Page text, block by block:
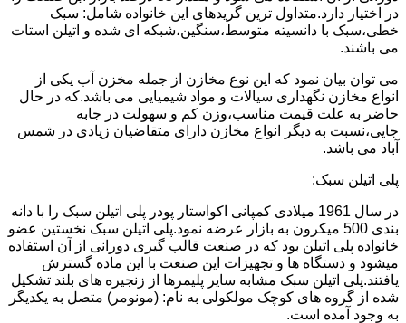
در اختیار دارد.متداول ترین گریدهای این خانواده شامل: سبک
خطی،سبک با دانسیته متوسط،سنگین،شبکه ای شده و اتیلن استات
می باشند.
می توان بیان نمود که این نوع مخازن از جمله مخزن آب یکی از
انواع مخازن نگهداری سیالات و مواد شیمیایی می باشد.که در حال
حاضر به علت قیمت مناسب،وزن کم و سهولت در جابه
جایی،نسبت به دیگر انواع مخازن دارای متقاضیان زیادی در شمس
آباد می باشد.
پلی اتیلن سبک:
در سال 1961 میلادی کمپانی اکواستار پودر پلی اتیلن سبک را با دانه
بندی 500 میکرون به بازار عرضه نمود.پلی اتیلن سبک نخستین عضو
خانواده پلی اتیلن بود که در صنعت قالب گیری دورانی از آن استفاده
میشود و دستگاه ها و تجهیزات این صنعت با این ماده گسترش
یافتند.پلی اتیلن سبک مشابه سایر پلیمرها از زنجیره های بلند تشکیل
شده از گروه های کوچک مولکولی به نام: (مونومر) متصل به یکدیگر
به وجود آمده است.